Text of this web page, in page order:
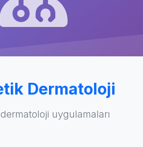
Dermatoloji
uygulamaları